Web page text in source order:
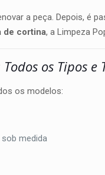
a peça. Depois, é
de cortina, a Limpeza
os Tipos e
os modelos:
medida